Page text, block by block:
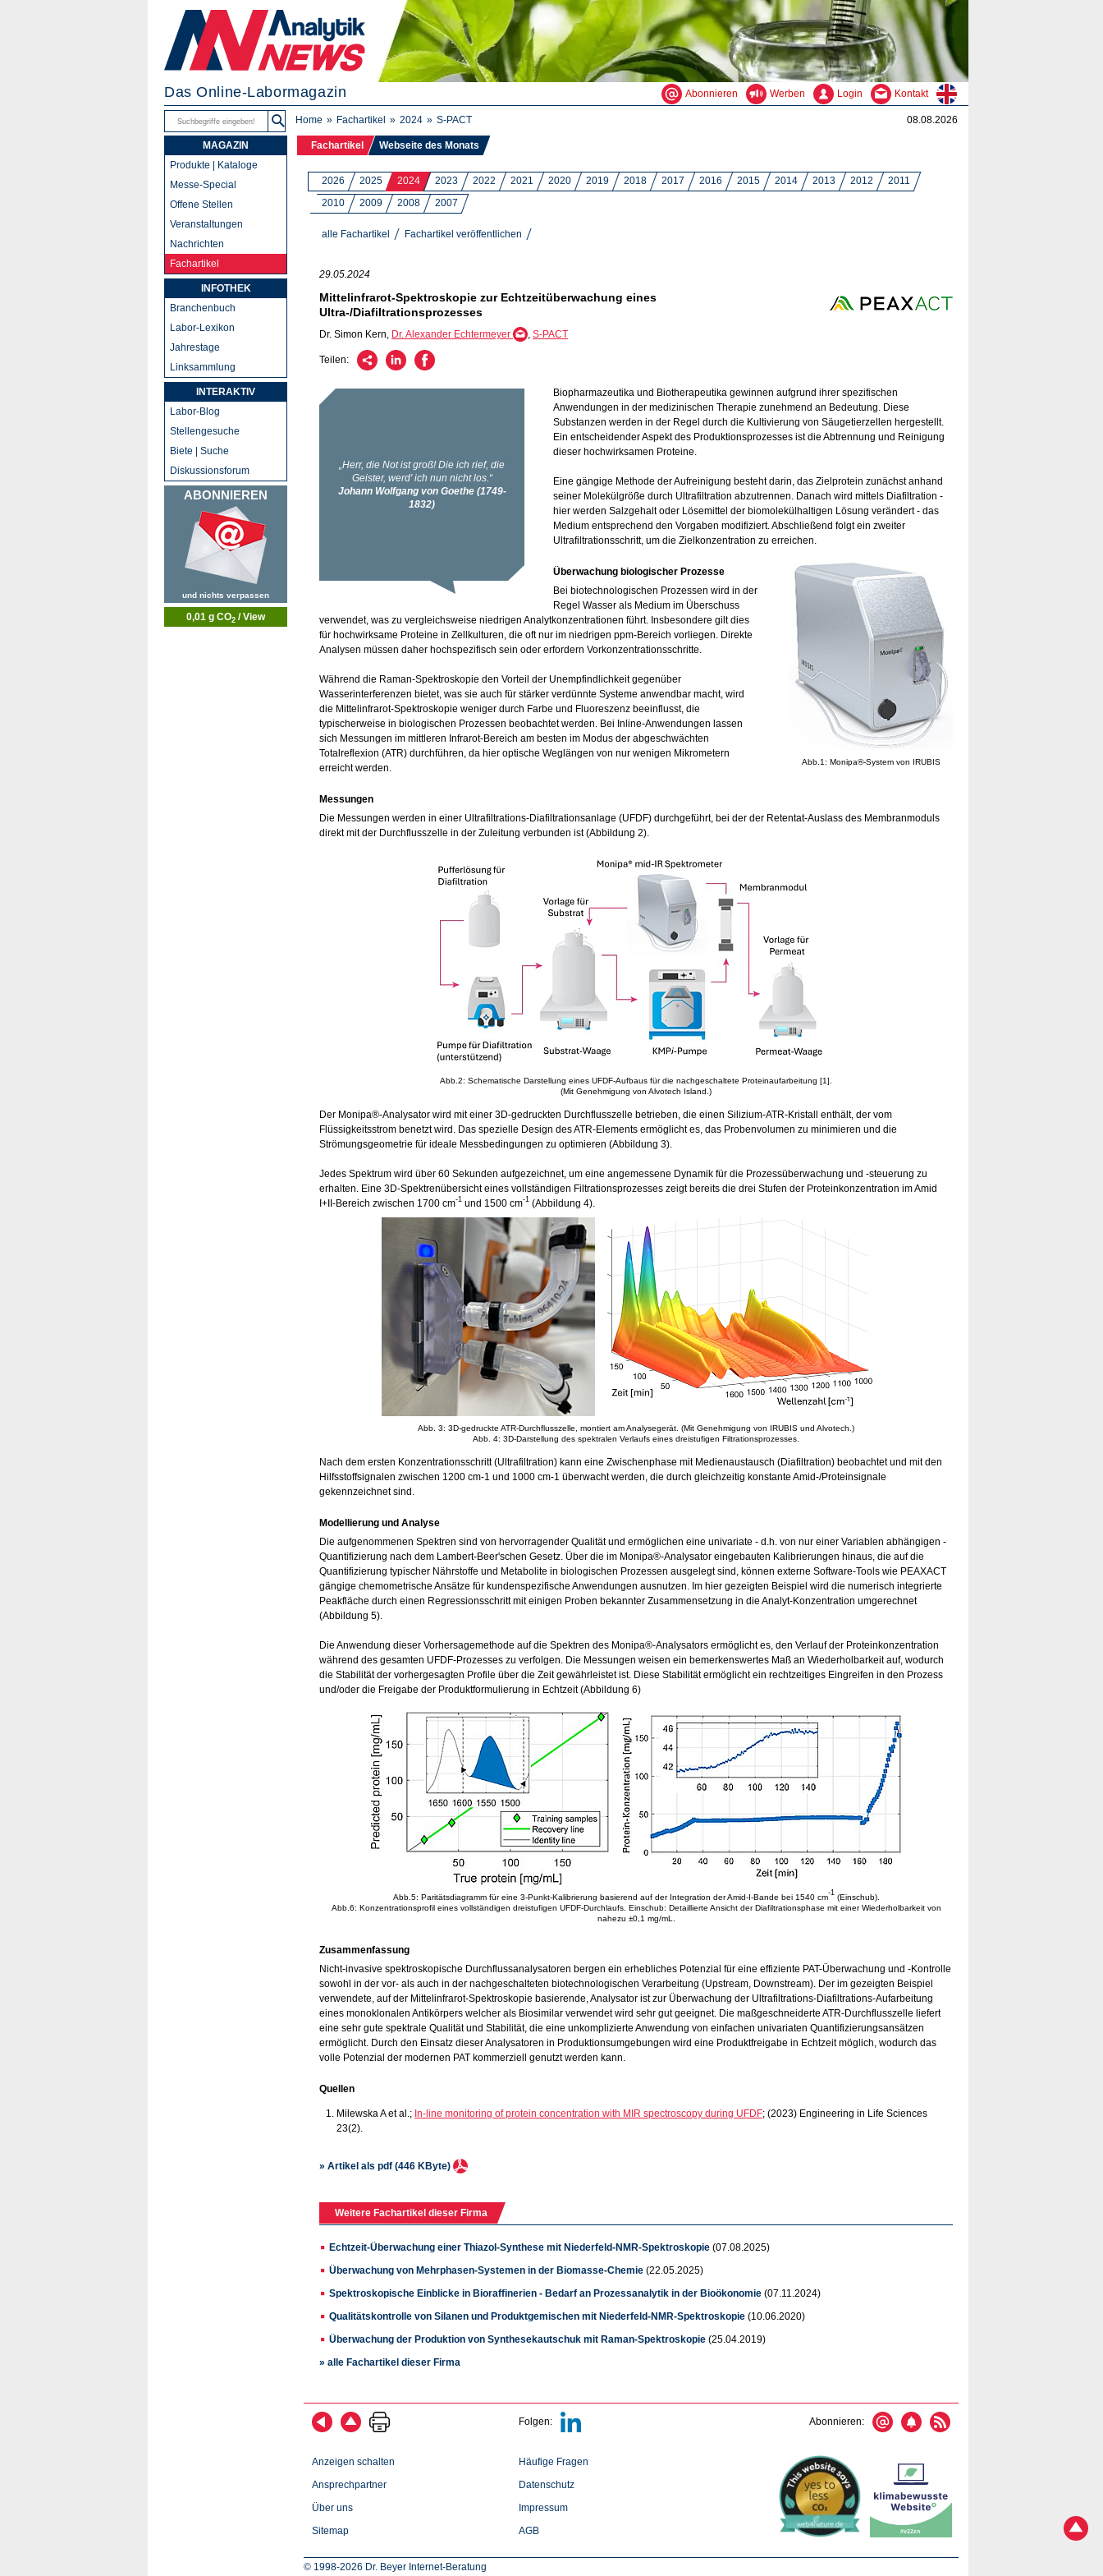
Das Online-Labormagazin Abonnieren Werben Login Kontakt
Home Fachartikel 2024 S-PACT 08.08.2026
Fachartikel Webseite des Monats
2026 2025 2024 2023 2022 2021 2020 2019 2018 2017 2016 2015 2014 2013 2012
2011
2010
2009 2008 2007
alle Fachartikel Fachartikel veröffentlichen
29.05.2024
Mittelinfrarot-Spektroskopie zur Echtzeitüberwachung eines
Ultra-/Diafiltrationsprozesses
Dr. Simon Kern, Dr. Alexander Echtermeyer , S-PACT
Teilen:
Biopharmazeutika und Biotherapeutika gewinnen aufgrund ihrer spezifischen
Anwendungen in der medizinischen Therapie zunehmend an Bedeutung. Diese
Substanzen werden in der Regel durch die Kultivierung von Säugetierzellen hergestellt.
Ein entscheidender Aspekt des Produktionsprozesses ist die Abtrennung und Reinigung
dieser hochwirksamen Proteine.
Eine gängige Methode der Aufreinigung besteht darin, das Zielprotein zunächst anhand
seiner Molekülgröße durch Ultrafiltration abzutrennen. Danach wird mittels Diafiltration -
hier werden Salzgehalt oder Lösemittel der biomolekülhaltigen Lösung verändert - das
Medium entsprechend den Vorgaben modifiziert. Abschließend folgt ein zweiter
Ultrafiltrationsschritt, um die Zielkonzentration zu erreichen.
Abb.1: Monipa®-System von IRUBIS
Überwachung biologischer Prozesse
Bei biotechnologischen Prozessen wird in der
Regel Wasser als Medium im Überschuss
verwendet, was zu vergleichsweise niedrigen Analytkonzentrationen führt. Insbesondere gilt dies
für hochwirksame Proteine in Zellkulturen, die oft nur im niedrigen ppm-Bereich vorliegen. Direkte
Analysen müssen daher hochspezifisch sein oder erfordern Vorkonzentrationsschritte.
Während die Raman-Spektroskopie den Vorteil der Unempfindlichkeit gegenüber
Wasserinterferenzen bietet, was sie auch für stärker verdünnte Systeme anwendbar macht, wird
die Mittelinfrarot-Spektroskopie weniger durch Farbe und Fluoreszenz beeinflusst, die
typischerweise in biologischen Prozessen beobachtet werden. Bei Inline-Anwendungen lassen
sich Messungen im mittleren Infrarot-Bereich am besten im Modus der abgeschwächten
Totalreflexion (ATR) durchführen, da hier optische Weglängen von nur wenigen Mikrometern
erreicht werden.
Messungen
Die Messungen werden in einer Ultrafiltrations-Diafiltrationsanlage (UFDF) durchgeführt, bei der der Retentat-Auslass des Membranmoduls
direkt mit der Durchflusszelle in der Zuleitung verbunden ist (Abbildung 2).
Abb.2: Schematische Darstellung eines UFDF-Aufbaus für die nachgeschaltete Proteinaufarbeitung [1].
(Mit Genehmigung von Alvotech Island.)
Der Monipa®-Analysator wird mit einer 3D-gedruckten Durchflusszelle betrieben, die einen Silizium-ATR-Kristall enthält, der vom
Flüssigkeitsstrom benetzt wird. Das spezielle Design des ATR-Elements ermöglicht es, das Probenvolumen zu minimieren und die
Strömungsgeometrie für ideale Messbedingungen zu optimieren (Abbildung 3).
Jedes Spektrum wird über 60 Sekunden aufgezeichnet, um eine angemessene Dynamik für die Prozessüberwachung und -steuerung zu
erhalten. Eine 3D-Spektrenübersicht eines vollständigen Filtrationsprozesses zeigt bereits die drei Stufen der Proteinkonzentration im Amid
I+II-Bereich zwischen 1700 cm-1 und 1500 cm-1 (Abbildung 4).
Abb. 3: 3D-gedruckte ATR-Durchflusszelle, montiert am Analysegerät. (Mit Genehmigung von IRUBIS und Alvotech.)
Abb. 4: 3D-Darstellung des spektralen Verlaufs eines dreistufigen Filtrationsprozesses.
Nach dem ersten Konzentrationsschritt (Ultrafiltration) kann eine Zwischenphase mit Medienaustausch (Diafiltration) beobachtet und mit den
Hilfsstoffsignalen zwischen 1200 cm-1 und 1000 cm-1 überwacht werden, die durch gleichzeitig konstante Amid-/Proteinsignale
gekennzeichnet sind.
Modellierung und Analyse
Die aufgenommenen Spektren sind von hervorragender Qualität und ermöglichen eine univariate - d.h. von nur einer Variablen abhängigen -
Quantifizierung nach dem Lambert-Beer'schen Gesetz. Über die im Monipa®-Analysator eingebauten Kalibrierungen hinaus, die auf die
Quantifizierung typischer Nährstoffe und Metabolite in biologischen Prozessen ausgelegt sind, können externe Software-Tools wie PEAXACT
gängige chemometrische Ansätze für kundenspezifische Anwendungen ausnutzen. Im hier gezeigten Beispiel wird die numerisch integrierte
Peakfläche durch einen Regressionsschritt mit einigen Proben bekannter Zusammensetzung in die Analyt-Konzentration umgerechnet
(Abbildung 5).
Die Anwendung dieser Vorhersagemethode auf die Spektren des Monipa®-Analysators ermöglicht es, den Verlauf der Proteinkonzentration
während des gesamten UFDF-Prozesses zu verfolgen. Die Messungen weisen ein bemerkenswertes Maß an Wiederholbarkeit auf, wodurch
die Stabilität der vorhergesagten Profile über die Zeit gewährleistet ist. Diese Stabilität ermöglicht ein rechtzeitiges Eingreifen in den Prozess
und/oder die Freigabe der Produktformulierung in Echtzeit (Abbildung 6)
Abb.5: Paritätsdiagramm für eine 3-Punkt-Kalibrierung basierend auf der Integration der Amid-I-Bande bei 1540 cm-1(Einschub).
Abb.6: Konzentrationsprofil eines vollständigen dreistufigen UFDF-Durchlaufs. Einschub: Detaillierte Ansicht der Diafiltrationsphase mit einer Wiederholbarkeit von
nahezu ±0,1 mg/mL.
Zusammenfassung
Nicht-invasive spektroskopische Durchflussanalysatoren bergen ein erhebliches Potenzial für eine effiziente PAT-Überwachung und -Kontrolle
sowohl in der vor- als auch in der nachgeschalteten biotechnologischen Verarbeitung (Upstream, Downstream). Der im gezeigten Beispiel
verwendete, auf der Mittelinfrarot-Spektroskopie basierende, Analysator ist zur Überwachung der Ultrafiltrations-Diafiltrations-Aufarbeitung
eines monoklonalen Antikörpers welcher als Biosimilar verwendet wird sehr gut geeignet. Die maßgeschneiderte ATR-Durchflusszelle liefert
eine sehr gute spektrale Qualität und Stabilität, die eine unkomplizierte Anwendung von einfachen univariaten Quantifizierungsansätzen
ermöglicht. Durch den Einsatz dieser Analysatoren in Produktionsumgebungen wird eine Produktfreigabe in Echtzeit möglich, wodurch das
volle Potenzial der modernen PAT kommerziell genutzt werden kann.
Quellen
Milewska A et al.; In-line monitoring of protein concentration with MIR spectroscopy during UFDF; (2023) Engineering in Life Sciences
23(2).
» Artikel als pdf (446 KByte)
Weitere Fachartikel dieser Firma
Echtzeit-Überwachung einer Thiazol-Synthese mit Niederfeld-NMR-Spektroskopie (07.08.2025)
Überwachung von Mehrphasen-Systemen in der Biomasse-Chemie (22.05.2025)
Spektroskopische Einblicke in Bioraffinerien - Bedarf an Prozessanalytik in der Bioökonomie (07.11.2024)
Qualitätskontrolle von Silanen und Produktgemischen mit Niederfeld-NMR-Spektroskopie (10.06.2020)
Überwachung der Produktion von Synthesekautschuk mit Raman-Spektroskopie (25.04.2019)
» alle Fachartikel dieser Firma
Folgen: Abonnieren:
Anzeigen schalten
Ansprechpartner
Über uns
Sitemap
Häufige Fragen
Datenschutz
Impressum
AGB
© 1998-2026 Dr. Beyer Internet-Beratung
MAGAZIN
Produkte | Kataloge
Messe-Special
Offene Stellen
Veranstaltungen
Nachrichten
Fachartikel
INFOTHEK
Branchenbuch
Labor-Lexikon
Jahrestage
Linksammlung
INTERAKTIV
Labor-Blog
Stellengesuche
Biete | Suche
Diskussionsforum
ABONNIEREN
und nichts verpassen
0,01 g CO2 / View